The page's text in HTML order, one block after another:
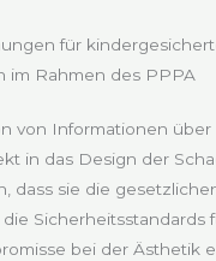
für
im Rahmen des PPPA
von Informationen über
in das Design der
dass sie die
Sicherheitsstandards
bei der Ästhetik